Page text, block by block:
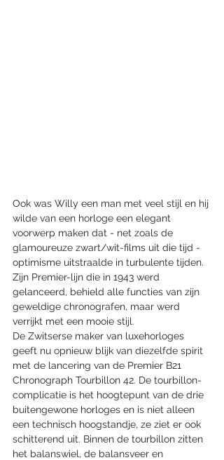
Ook was Willy een man met veel stijl en hij
wilde van een horloge een elegant
voorwerp maken dat - net zoals de
glamoureuze zwart/wit-films uit die tijd -
optimisme uitstraalde in turbulente tijden.
Zijn Premier-lijn die in 1943 werd
gelanceerd, behield alle functies van zijn
geweldige chronografen, maar werd
verrijkt met een mooie stijl.
De Zwitserse maker van luxehorloges
geeft nu opnieuw blijk van diezelfde spirit
met de lancering van de Premier B21
Chronograph Tourbillon 42. De tourbillon-
complicatie is het hoogtepunt van de drie
buitengewone horloges en is niet alleen
een technisch hoogstandje, ze ziet er ook
schitterend uit. Binnen de tourbillon zitten
het balanswiel, de balansveer en